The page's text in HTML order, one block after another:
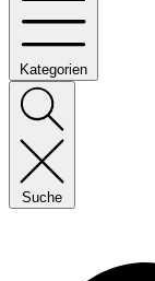
Kategorien
Suche